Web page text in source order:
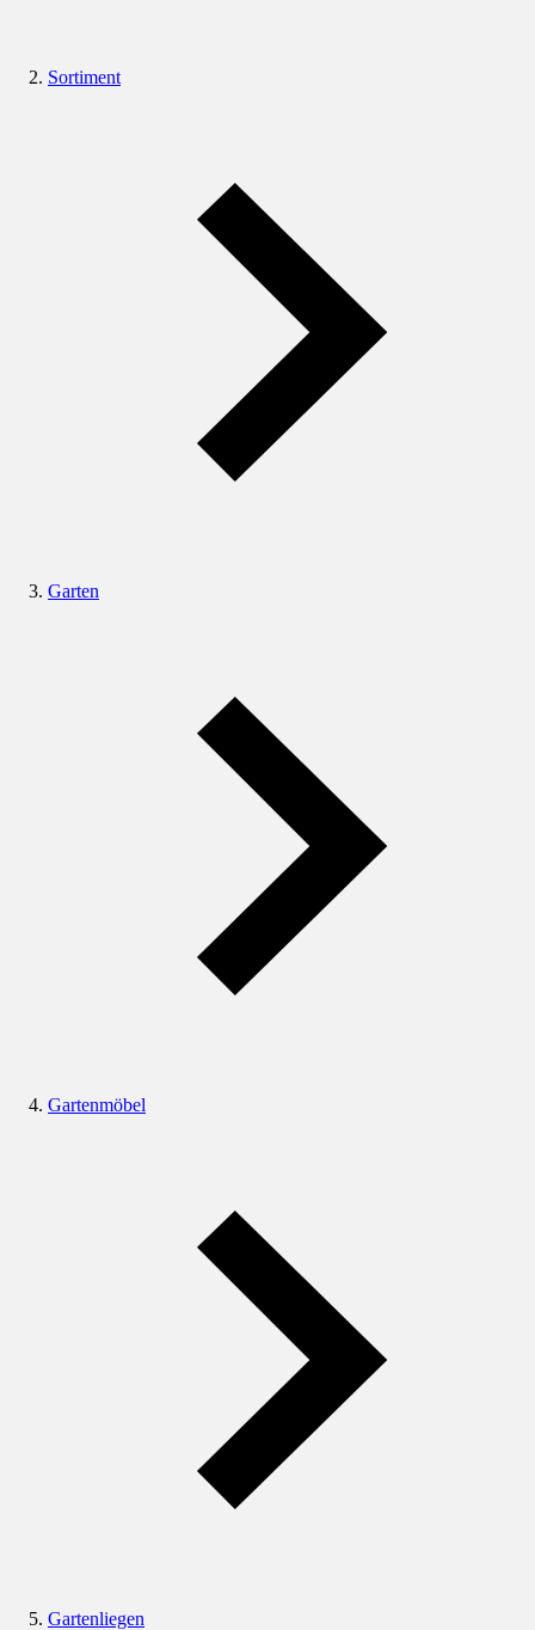
Sortiment
Garten
Gartenmöbel
Gartenliegen